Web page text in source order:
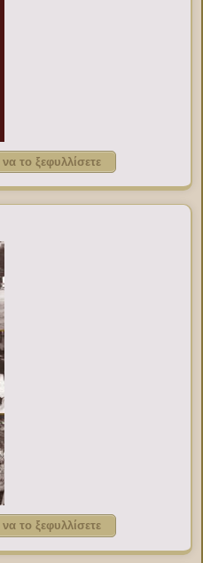
το ξεφυλλίσετε
το ξεφυλλίσετε